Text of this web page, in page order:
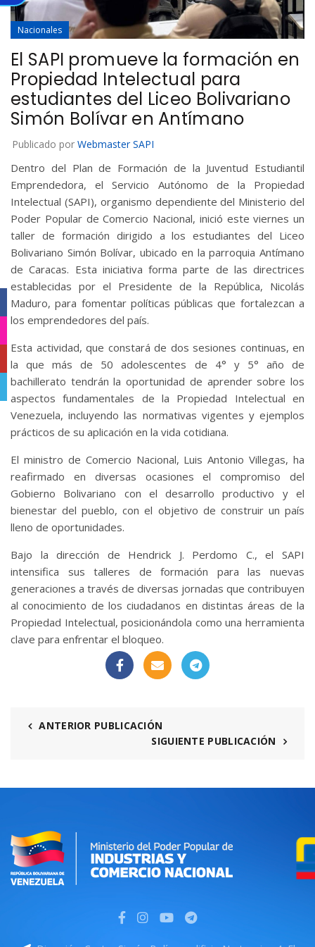
Nacionales
El SAPI promueve la formación en
Propiedad Intelectual para
estudiantes del Liceo Bolivariano
Simón Bolívar en Antímano
Publicado por Webmaster SAPI
Dentro del Plan de Formación de la Juventud Estudiantil
Emprendedora, el Servicio Autónomo de la Propiedad
Intelectual (SAPI), organismo dependiente del Ministerio del
Poder Popular de Comercio Nacional, inició este viernes un
taller de formación dirigido a los estudiantes del Liceo
Bolivariano Simón Bolívar, ubicado en la parroquia Antímano
de Caracas. Esta iniciativa forma parte de las directrices
establecidas por el Presidente de la República, Nicolás
Maduro, para fomentar políticas públicas que fortalezcan a
los emprendedores del país.
Esta actividad, que constará de dos sesiones continuas, en
la que más de 50 adolescentes de 4° y 5° año de
bachillerato tendrán la oportunidad de aprender sobre los
aspectos fundamentales de la Propiedad Intelectual en
Venezuela, incluyendo las normativas vigentes y ejemplos
prácticos de su aplicación en la vida cotidiana.
El ministro de Comercio Nacional, Luis Antonio Villegas, ha
reafirmado en diversas ocasiones el compromiso del
Gobierno Bolivariano con el desarrollo productivo y el
bienestar del pueblo, con el objetivo de construir un país
lleno de oportunidades.
Bajo la dirección de Hendrick J. Perdomo C., el SAPI
intensifica sus talleres de formación para las nuevas
generaciones a través de diversas jornadas que contribuyen
al conocimiento de los ciudadanos en distintas áreas de la
Propiedad Intelectual, posicionándola como una herramienta
clave para enfrentar el bloqueo.
ANTERIOR PUBLICACIÓN
SIGUIENTE PUBLICACIÓN
Facebook
Instagram
YouTube
Telegram